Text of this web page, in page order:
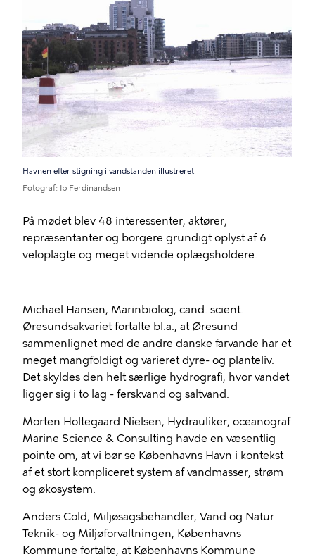
Havnen efter stigning i vandstanden illustreret.
Fotograf Ib Ferdinandsen
På mødet blev 48 interessenter, aktører,
repræsentanter og borgere grundigt oplyst af 6
veloplagte og meget vidende oplægsholdere.
Michael Hansen, Marinbiolog, cand. scient.
Øresundsakvariet fortalte bl.a., at Øresund
sammenlignet med de andre danske farvande har et
meget mangfoldigt og varieret dyre- og planteliv.
Det skyldes den helt særlige hydrografi, hvor vandet
ligger sig i to lag - ferskvand og saltvand.
Morten Holtegaard Nielsen, Hydrauliker, oceanograf
Marine Science & Consulting havde en væsentlig
pointe om, at vi bør se Københavns Havn i kontekst
af et stort kompliceret system af vandmasser, strøm
og økosystem.
Anders Cold, Miljøsagsbehandler, Vand og Natur
Teknik- og Miljøforvaltningen, Københavns
Kommune fortalte, at Københavns Kommune